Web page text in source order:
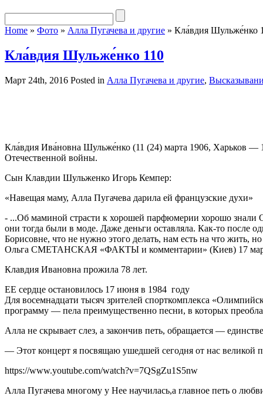
Home » Фото » Алла Пугачева и другие » Кла́вдия Шульже́нко
Кла́вдия Шульже́нко 110
Март 24th, 2016 Posted in Алла Пугачева и другие,
Кла́вдия Ива́новна Шульже́нко (11 (24) марта 1906, Харьков —
Отечественной войны.
Сын Клавдии Шульженко Игорь Кемпер:
«Навещая маму, Алла Пугачева дарила ей французские духи»
- ...Об маминой страсти к хорошей парфюмерии хорошо знали
они тогда были в моде. Даже деньги оставляла. Как-то после
Борисовне, что не нужно этого делать, нам есть на что жить,
Ольга СМЕТАНСКАЯ «ФАКТЫ и комментарии» (Киев) 17
Клавдия Ивановна прожила 78 лет.
ЕЕ сердце остановилось 17 июня в 1984 году
Для восемнадцати тысяч зрителей спорткомплекса
программу — пела преимущественно песни, в которых
Алла не скрывает слез, а закончив петь, обращается —
— Этот концерт я посвящаю ушедшей сегодня от нас
https://www.youtube.com/watch?v=7QSgZu1S5nw
Алла Пугачева многому у Нее научилась,а главное петь о